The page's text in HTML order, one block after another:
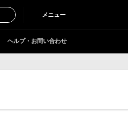
メニュー
ヘルプ・お問い合わせ